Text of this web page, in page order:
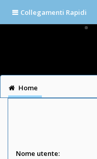
Collegamenti Rapidi
Home
Nome utente: